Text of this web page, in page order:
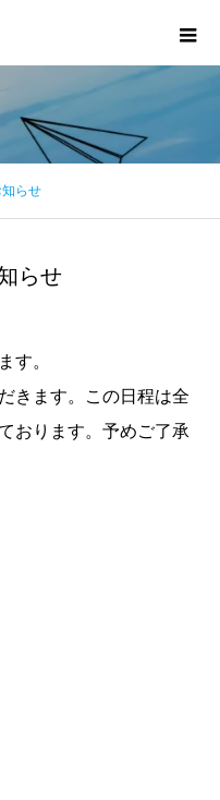
らせ
らせ
す。
きます。この日程は全
おります。予めご了承